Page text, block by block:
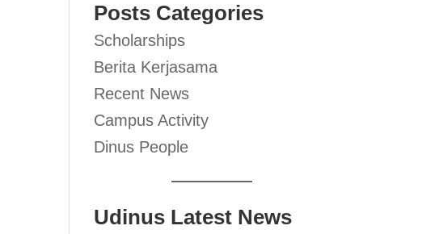
Posts Categories
Scholarships
Berita Kerjasama
Recent News
Campus Activity
Dinus People
Udinus Latest News